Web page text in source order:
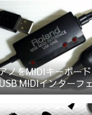
ノをMIDIキーボー
MIDIインターフ
UM-ONE mk2」